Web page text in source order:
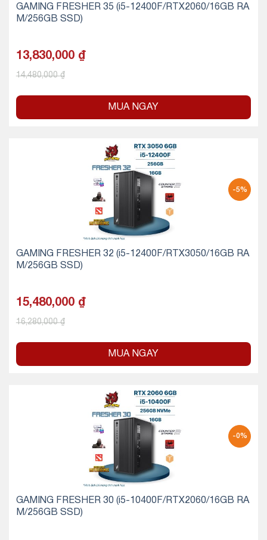
GAMING FRESHER 35 (i5-12400F/RTX2060/16GB RA
M/256GB SSD)
13,830,000 ₫
14,480,000₫
MUA NGAY
-5%
GAMING FRESHER 32 (i5-12400F/RTX3050/16GB RA
M/256GB SSD)
15,480,000 ₫
16,280,000₫
MUA NGAY
-0%
GAMING FRESHER 30 (i5-10400F/RTX2060/16GB RA
M/256GB SSD)